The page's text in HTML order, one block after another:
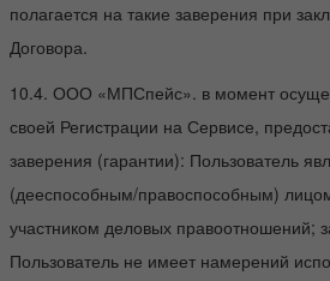
полагается на такие заверения при
Договора.
10.4. ООО «МПСпейс». в момент
своей Регистрации на Сервисе,
заверения (гарантии): Пользователь
(дееспособным/правоспособным)
участником деловых правоотношений;
Пользователь не имеет намерений